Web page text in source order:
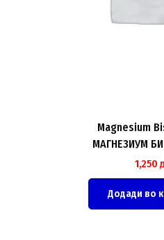
Magnesium
МАГНЕЗИУМ
1,250
Додади во